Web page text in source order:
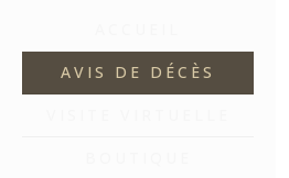
AVIS DE DÉCÈS